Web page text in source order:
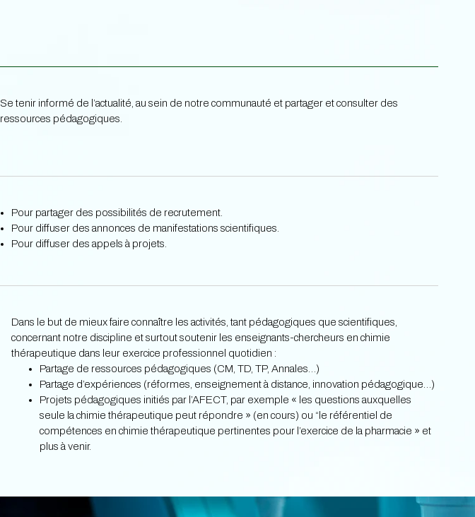
Se tenir informé de l’actualité, au sein de notre communauté et partager et consulter des
ressources pédagogiques.
Pour partager des possibilités de recrutement.
Pour diffuser des annonces de manifestations scientifiques.
Pour diffuser des appels à projets.
Dans le but de mieux faire connaître les activités, tant pédagogiques que scientifiques,
concernant notre discipline et surtout soutenir les enseignants-chercheurs en chimie
thérapeutique dans leur exercice professionnel quotidien :
Partage de ressources pédagogiques (CM, TD, TP, Annales…)
Partage d’expériences (réformes, enseignement à distance, innovation pédagogique…)
Projets pédagogiques initiés par l’AFECT, par exemple « les questions auxquelles
seule la chimie thérapeutique peut répondre » (en cours) ou “le référentiel de
compétences en chimie thérapeutique pertinentes pour l’exercice de la pharmacie » et
plus à venir.